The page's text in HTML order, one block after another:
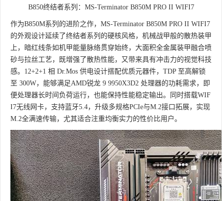
B850终结者系列：MS-Terminator B850M PRO II WIFI7
作为B850M系列的进阶之作，MS-Terminator B850M PRO II WIFI7
的外观设计延续了终结者系列的硬核风格，机械战甲般的散热装甲
上，暗红线条如机甲能量脉络贯穿始终，大面积全金属装甲融合喷
砂与拉丝工艺，既增强了散热性能，又带来具有冲击力的视觉科技
感。12+2+1 相 Dr.Mos 供电设计搭配优质元器件，TDP 至高解锁
至 300W，能够满足AMD锐龙 9 9950X3D2 处理器的功耗需求，即
便处理器长时间负荷运行，也能保持性能稳定输出。同时搭载WIF
I7无线网卡，支持蓝牙5.4，升级多规格PCIe与M.2接口拓展，实现
M.2全满速传输，尤其适合注重均衡实力的性价比用户。